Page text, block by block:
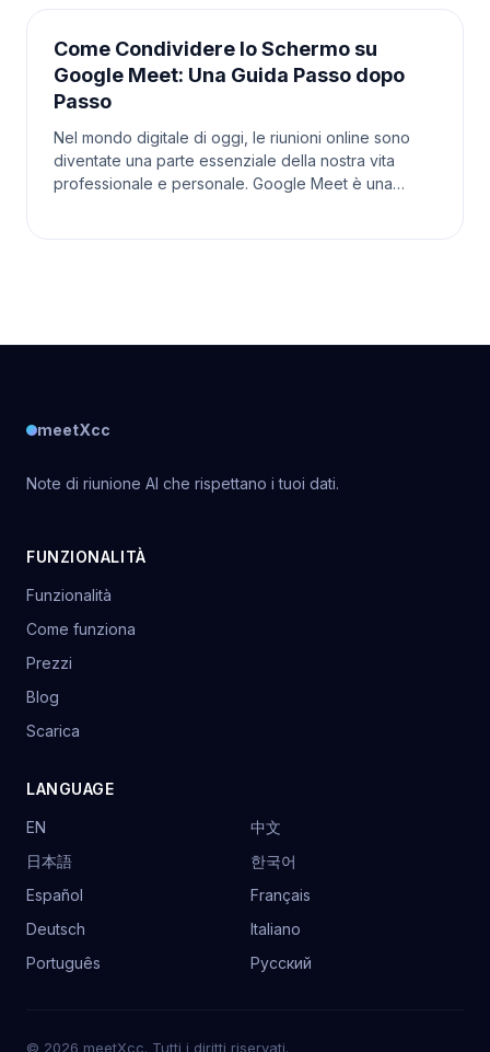
Come Condividere lo Schermo su
Google Meet: Una Guida Passo dopo
Passo
Nel mondo digitale di oggi, le riunioni online sono
diventate una parte essenziale della nostra vita
professionale e personale. Google Meet è una
meetXcc
Note di riunione AI che rispettano i tuoi dati.
FUNZIONALITÀ
Funzionalità
Come funziona
Prezzi
Blog
Scarica
LANGUAGE
EN
中文
日本語
한국어
Español
Français
Deutsch
Italiano
Português
Русский
© 2026 meetXcc. Tutti i diritti riservati.